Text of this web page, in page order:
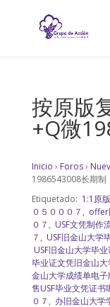
按原版
+Q微
Inicio › Foros›
1986543008长期制
Etiquetado: 1:1原
０５０００７ , offer
０７ , USF文凭制作
７ , USF旧金山大学
USF旧金山大学毕
毕业证文凭旧金山
金山大学成绩单电
售USF毕业文凭证书
０７ , 办旧金山大学